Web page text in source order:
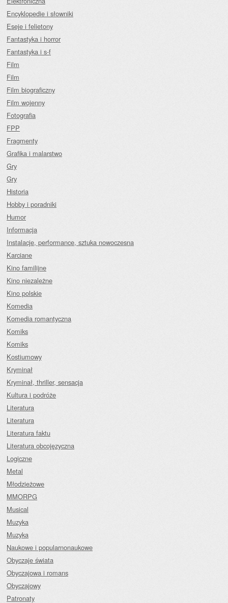
Encyklopedie i słowniki
Eseje i felietony
Fantastyka i horror
Fantastyka i s-f
Film
Film
Film biograficzny
Film wojenny
Fotografia
FPP
Fragmenty
Grafika i malarstwo
Gry
Gry
Historia
Hobby i poradniki
Humor
Informacja
Instalacje, performance, sztuka nowoczesna
Karciane
Kino familijne
Kino niezależne
Kino polskie
Komedia
Komedia romantyczna
Komiks
Komiks
Kostiumowy
Kryminał
Kryminał, thriller, sensacja
Kultura i podróże
Literatura
Literatura
Literatura faktu
Literatura obcojęzyczna
Logiczne
Metal
Młodzieżowe
MMORPG
Musical
Muzyka
Muzyka
Naukowe i popularnonaukowe
Obyczaje świata
Obyczajowa i romans
Obyczajowy
Patronaty